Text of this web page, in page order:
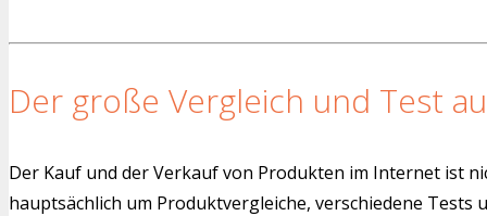
Der große Vergleich und Test
Der Kauf und der Verkauf von Produkten im Internet ist
hauptsächlich um Produktvergleiche, verschiedene Tests